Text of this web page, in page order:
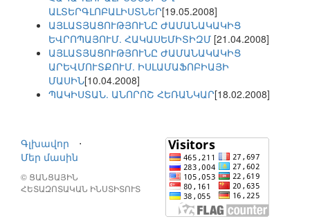
ԱԼՏԵՐԳԼՈԲԱԼԻՍՏՆԵՐ[19.05.2008]
ԱՅԼԱՏՅԱՑՈՒԹՅՈՒՆԸ ԺԱՄԱՆԱԿԱԿԻՑ
ԵՎՐՈՊԱՅՈՒՄ. ՀԱԿԱՍԵՄԻՏԻԶՄ [21.04.2008]
ԱՅԼԱՏՅԱՑՈՒԹՅՈՒՆԸ ԺԱՄԱՆԱԿԱԿԻՑ
ԱՐԵՎՄՈՒՏՔՈՒՄ. ԻՍԼԱՄԱՖՈԲԻԱՅԻ
ՄԱՍԻՆ[10.04.2008]
ՊԱԿԻՍՏԱՆ. ԱՆՈՐՈՇ ՀԵՌԱՆԿԱՐ[18.02.2008]
Գլխավոր
⋅
Մեր մասին
© ՑԱՆՑԱՅԻՆ
ՀԵՏԱԶՈՏԱԿԱՆ ԻՆՍՏԻՏՈՒՏ